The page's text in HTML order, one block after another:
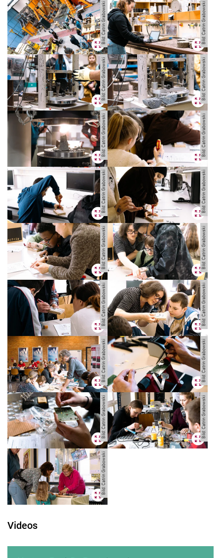
Bild: Catrin Grabowski
Bild: Catrin Grabowski
Bild: Catrin Grabowski
Bild: Catrin Grabowski
Bild: Catrin Grabowski
Bild: Catrin Grabowski
Bild: Catrin Grabowski
Bild: Catrin Grabowski
Bild: Catrin Grabowski
Bild: Catrin Grabowski
Bild: Catrin Grabowski
Bild: Catrin Grabowski
Bild: Catrin Grabowski
Bild: Catrin Grabowski
Bild: Catrin Grabowski
Bild: Catrin Grabowski
Bild: Catrin Grabowski
Videos